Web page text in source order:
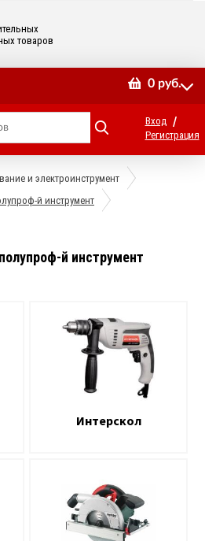
товаров
0 руб.
Вход /
Регистрация
и электроинструмент
й инструмент
й инструмент
Интерскол